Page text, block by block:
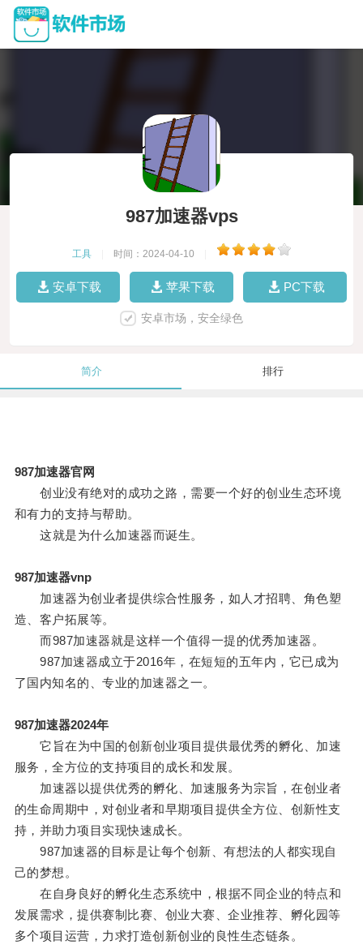
987加速器vps
工具 时间：2024-04-10
安卓下载 苹果下载 PC下载
安卓市场，安全绿色
简介 排行
987加速器官网
创业没有绝对的成功之路，需要一个好的创业生态环境
和有力的支持与帮助。
这就是为什么加速器而诞生。
987加速器vnp
加速器为创业者提供综合性服务，如人才招聘、角色塑
造、客户拓展等。
而987加速器就是这样一个值得一提的优秀加速器。
987加速器成立于2016年，在短短的五年内，它已成为
了国内知名的、专业的加速器之一。
987加速器2024年
它旨在为中国的创新创业项目提供最优秀的孵化、加速
服务，全方位的支持项目的成长和发展。
加速器以提供优秀的孵化、加速服务为宗旨，在创业者
的生命周期中，对创业者和早期项目提供全方位、创新性支
持，并助力项目实现快速成长。
987加速器的目标是让每个创新、有想法的人都实现自
己的梦想。
在自身良好的孵化生态系统中，根据不同企业的特点和
发展需求，提供赛制比赛、创业大赛、企业推荐、孵化园等
多个项目运营，力求打造创新创业的良性生态链条。